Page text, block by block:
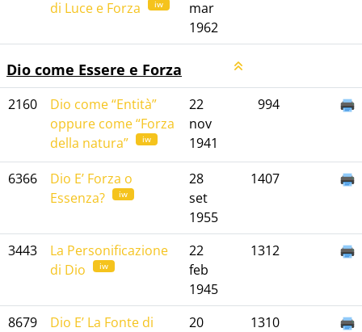
di Luce e Forza
iw
mar
1962
Dio come Essere e Forza
2160
Dio come “Entità”
oppure come “Forza
della natura”
iw
22
nov
1941
994
6366
Dio E’ Forza o
Essenza?
iw
28
set
1955
1407
3443
La Personificazione
di Dio
iw
22
feb
1945
1312
8679
Dio E’ La Fonte di
20
1310